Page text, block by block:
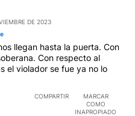
DE 2023
llegan hasta la puerta. Con
Con respecto al
el violador se fue ya no lo
COMPARTIR
MARCAR
COMO
INAPROPIADO